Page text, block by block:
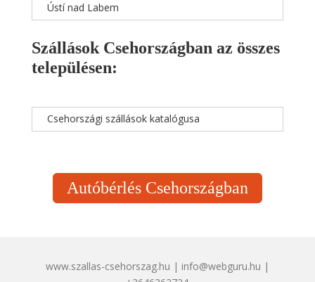
Ústí nad Labem
Szállások Csehországban az összes
településen:
Csehországi szállások katalógusa
Autóbérlés Csehországban
www.szallas-csehorszag.hu | info@webguru.hu |